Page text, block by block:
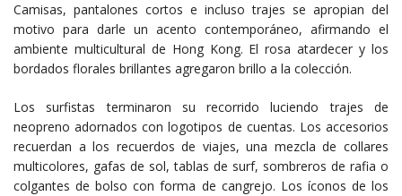
Camisas, pantalones cortos e incluso trajes se apropian del
motivo para darle un acento contemporáneo, afirmando el
ambiente multicultural de Hong Kong. El rosa atardecer y los
bordados florales brillantes agregaron brillo a la colección.
Los surfistas terminaron su recorrido luciendo trajes de
neopreno adornados con logotipos de cuentas. Los accesorios
recuerdan a los recuerdos de viajes, una mezcla de collares
multicolores, gafas de sol, tablas de surf, sombreros de rafia o
colgantes de bolso con forma de cangrejo. Los íconos de los